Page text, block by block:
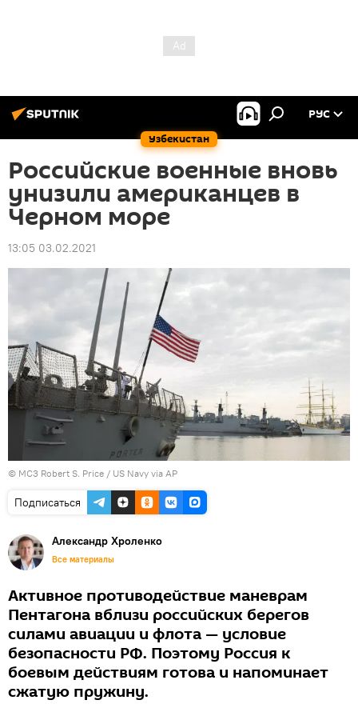
Узбекистан
РУС
Российские военные вновь
унизили американцев в
Черном море
13:05 03.02.2021
© MC3 Robert S. Price / US Navy via AP
Подписаться
Александр Хроленко
Все материалы
Активное противодействие маневрам
Пентагона вблизи российских берегов
силами авиации и флота — условие
безопасности РФ. Поэтому Россия к
боевым действиям готова и напоминает
сжатую пружину.